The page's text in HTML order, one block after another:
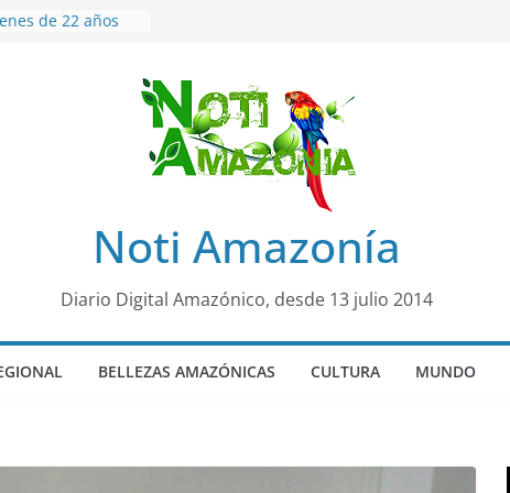
de 22 años
nueva reina por
de dormir mal en
Noti Amazonía
Diario Digital Amazónico, desde 13 julio 2014
BELLEZAS AMAZÓNICAS CULTURA MUNDO